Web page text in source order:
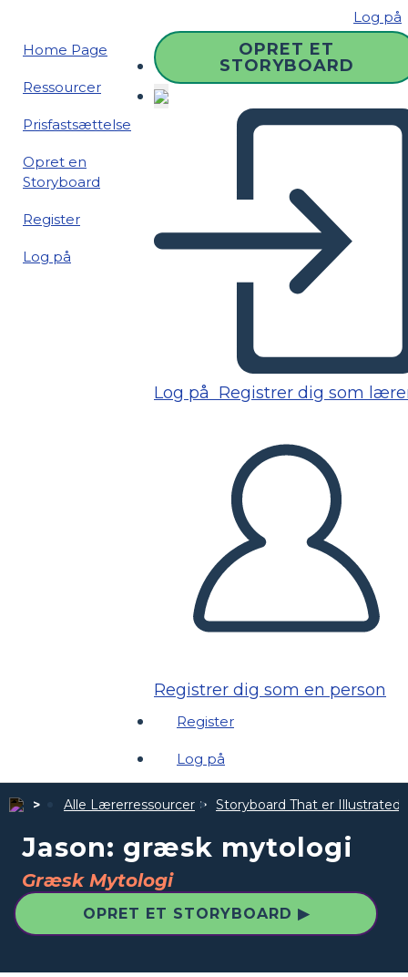
Log på
Home Page
Ressourcer
Prisfastsættelse
Opret en
Storyboard
Register
Log på
OPRET ET
STORYBOARD
Log på Registrer dig som
Registrer dig som en person
Register
Log på
Alle Lærerressourcer Storyboard That er Illustrated
Jason: græsk mytologi
Græsk Mytologi
OPRET ET STORYBOARD ▶